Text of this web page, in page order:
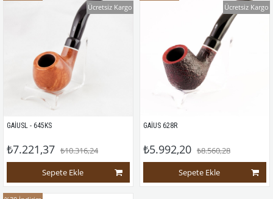
GAİUSL - 645KS
₺7.221,37 ₺10.316,24
Sepete Ekle
Ücretsiz Kargo
GAİUS 628R
₺5.992,20 ₺8.560,28
Sepete Ekle
Ücretsiz Kargo